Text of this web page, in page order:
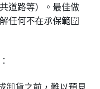
道路等）。最佳做
任何不在承保範圍